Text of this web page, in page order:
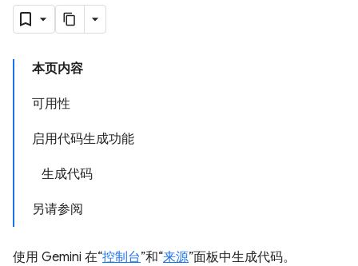
本页内容
可用性
启用代码生成功能
生成代码
另请参阅
使用 Gemini 在“控制台”和“来源”面板中生成代码。